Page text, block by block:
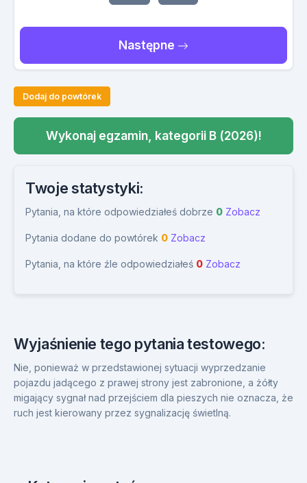
Następne
Dodaj do powtórek
Wykonaj egzamin, kategorii B (2026)!
Twoje statystyki:
Pytania, na które odpowiedziałeś dobrze 0 Zobacz
Pytania dodane do powtórek 0 Zobacz
Pytania, na które źle odpowiedziałeś 0 Zobacz
Wyjaśnienie tego pytania testowego:
Nie, ponieważ w przedstawionej sytuacji wyprzedzanie
pojazdu jadącego z prawej strony jest zabronione, a żółty
migający sygnał nad przejściem dla pieszych nie oznacza, że
ruch jest kierowany przez sygnalizację świetlną.